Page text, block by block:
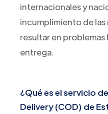
internacionales y
incumplimiento de
resultar en problemas
entrega.
¿Qué es el servicio
Delivery (COD) de